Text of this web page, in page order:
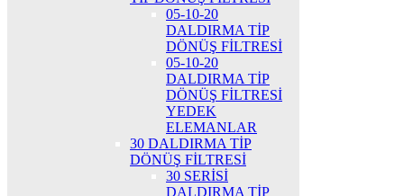
05-10-20
DALDIRMA TİP
DÖNÜŞ FİLTRESİ
05-10-20
DALDIRMA TİP
DÖNÜŞ FİLTRESİ
YEDEK
ELEMANLAR
30 DALDIRMA TİP
DÖNÜŞ FİLTRESİ
30 SERİSİ
DALDIRMA TİP